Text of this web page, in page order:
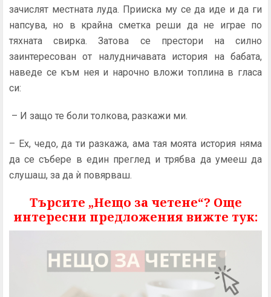
зачислят местната луда. Прииска му се да иде и да ги
напсува, но в крайна сметка реши да не играе по
тяхната свирка. Затова се престори на силно
заинтересован от налудничавата история на бабата,
наведе се към нея и нарочно вложи топлина в гласа
си:
– И защо те боли толкова, разкажи ми.
– Ех, чедо, да ти разкажа, ама тая моята история няма
да се събере в един преглед и трябва да умееш да
слушаш, за да ѝ повярваш.
Търсите „Нещо за четене“? Още
интересни предложения вижте тук: